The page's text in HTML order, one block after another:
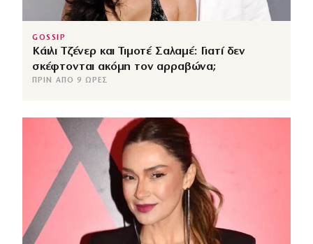
GOSSIP
Κάιλι Τζένερ και Τιμοτέ Σαλαμέ: Γιατί δεν
σκέφτονται ακόμη τον αρραβώνα;
ΠΡΙΝ ΑΠΌ 9 ΏΡΕΣ